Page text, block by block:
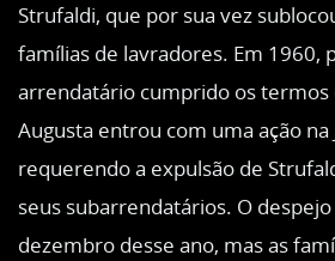
Strufaldi, que por sua vez
famílias de lavradores. Em 1960,
arrendatário cumprido os termos
Augusta entrou com uma ação na
requerendo a expulsão de
seus subarrendatários. O
dezembro desse ano, mas as